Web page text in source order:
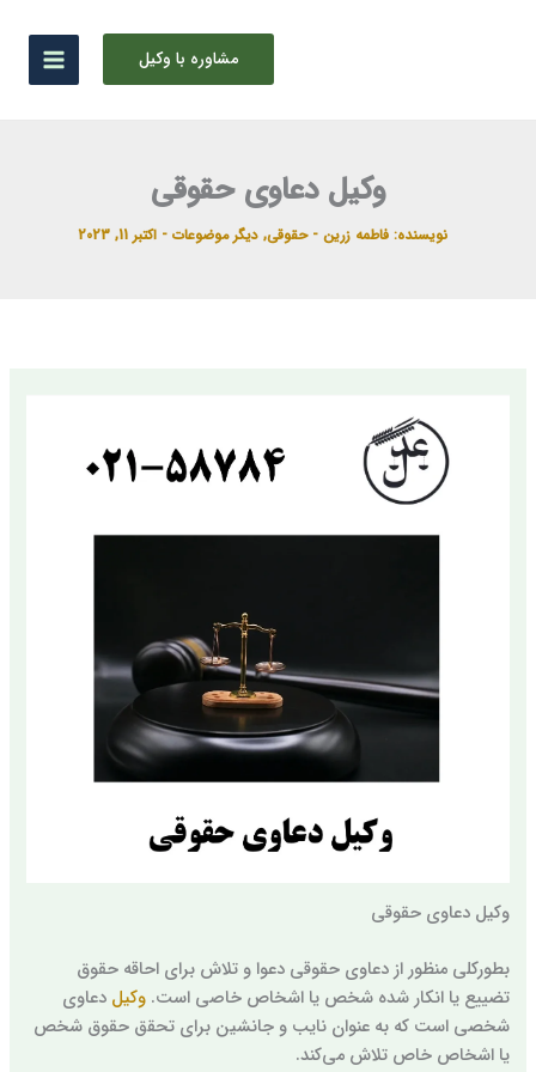
مشاوره با وکیل
وکیل دعاوی حقوقی
نویسنده: فاطمه زرین-حقوقی,دیگر موضوعات -اکتبر 11, 2023
وکیل دعاوی حقوقی
بطورکلی منظور از دعاوی حقوقی دعوا و تلاش برای احاقه حقوق
تضییع یا انکار شده شخص یا اشخاص خاصی است.وکیل دعاوی
شخصی است که به عنوان نایب و جانشین برای تحقق حقوق شخص
یا اشخاص خاص تلاش می‌کند.